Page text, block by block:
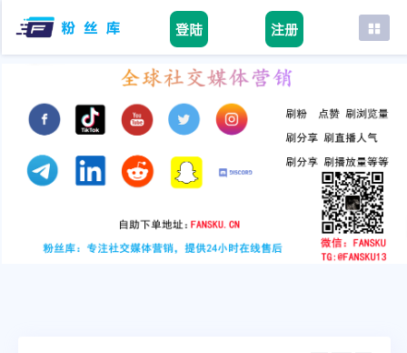
登陆 注册
首页
tiktok
youtube
instagram